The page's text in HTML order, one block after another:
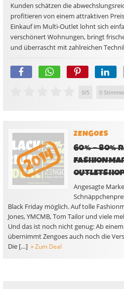
Kunden schätzen die
profitieren von einem attraktiven
Einkauf im Multi-Outlet lohnt sich
verschönert Wohnungen, bringt
und überrascht mit zahlreichen
0/5 0
ZENGOES
60% – 80%
Angesagte
Black Friday möglich. Auf tolle
Jones, YMCMB, Tom Tailor und viele
Und das ist noch nicht genug: Ab
übernimmt Zengoes auch noch die
Die […] » Zum Deal